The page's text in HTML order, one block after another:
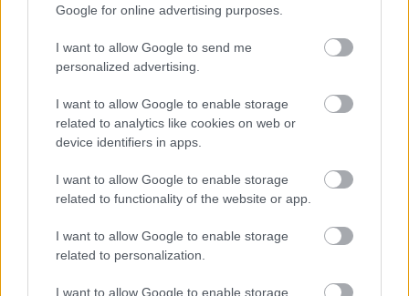
Google for online advertising purposes.
I want to allow Google to send me
personalized advertising.
I want to allow Google to enable storage
related to analytics like cookies on web or
device identifiers in apps.
I want to allow Google to enable storage
related to functionality of the website or app.
I want to allow Google to enable storage
related to personalization.
I want to allow Google to enable storage
Τι σου επιφυλάσσει η αυριανή
ημέρα; Η επόμενη εβδομάδα ή ο
μήνας; Ακολούθησε το JennyGr
στοGoogle Newsκαι μάθε τι λέει
το ζώδιό σου για το μέλλον.
ΔΙΑΒΑΖΟΝΤΑΙ ΤΩΡΑ